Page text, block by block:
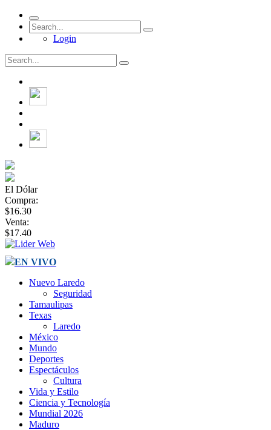
Login
El Dólar
Compra:
$16.30
Venta:
$17.40
EN VIVO
Nuevo Laredo
Seguridad
Tamaulipas
Texas
Laredo
México
Mundo
Deportes
Espectáculos
Cultura
Vida y Estilo
Ciencia y Tecnología
Mundial 2026
Maduro